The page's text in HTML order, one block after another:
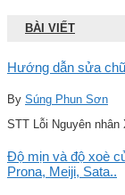
BÀI VIẾT
Hướng dẫn sửa
By Súng Phun Sơn
STT Lỗi Nguyên
Độ mịn và độ xoè
Prona, Meiji, Sata..